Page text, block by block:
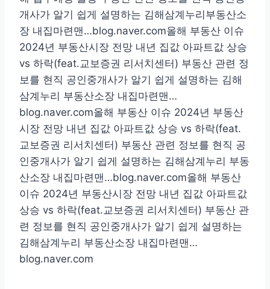
개사가 알기 쉽게 설명하는 김해삼계누리부동산소
장 내집마련맨…blog.naver.com올해 부동산 이슈
2024년 부동산시장 전망 내년 집값 아파트값 상승
vs 하락(feat.교보증권 리서치센터) 부동산 관련 정
보를 현직 공인중개사가 알기 쉽게 설명하는 김해
삼계누리 부동산소장 내집마련맨…
blog.naver.com올해 부동산 이슈 2024년 부동산
시장 전망 내년 집값 아파트값 상승 vs 하락(feat.
교보증권 리서치센터) 부동산 관련 정보를 현직 공
인중개사가 알기 쉽게 설명하는 김해삼계누리 부동
산소장 내집마련맨…blog.naver.com올해 부동산
이슈 2024년 부동산시장 전망 내년 집값 아파트값
상승 vs 하락(feat.교보증권 리서치센터) 부동산 관
련 정보를 현직 공인중개사가 알기 쉽게 설명하는
김해삼계누리 부동산소장 내집마련맨…
blog.naver.com